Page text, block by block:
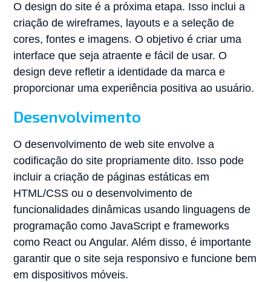
O design do site é a próxima etapa. Isso inclui a
criação de wireframes, layouts e a seleção de
cores, fontes e imagens. O objetivo é criar uma
interface que seja atraente e fácil de usar. O
design deve refletir a identidade da marca e
proporcionar uma experiência positiva ao usuário.
Desenvolvimento
O desenvolvimento de web site envolve a
codificação do site propriamente dito. Isso pode
incluir a criação de páginas estáticas em
HTML/CSS ou o desenvolvimento de
funcionalidades dinâmicas usando linguagens de
programação como JavaScript e frameworks
como React ou Angular. Além disso, é importante
garantir que o site seja responsivo e funcione bem
em dispositivos móveis.